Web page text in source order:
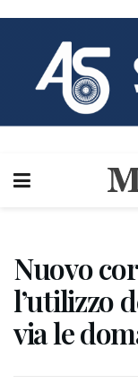
Nuovo
l’utilizzo
via le